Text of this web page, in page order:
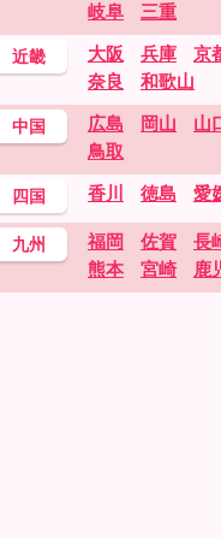
岐阜
三重
近畿 大阪 兵庫 京
奈良
和歌山
中国 広島 岡山 山
鳥取
四国 香川 徳島 愛
九州 福岡 佐賀 長
熊本
宮崎 鹿